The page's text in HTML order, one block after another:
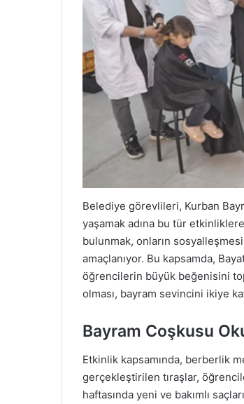
Belediye görevlileri, Kurban
yaşamak adına bu tür
bulunmak, onların
amaçlanıyor. Bu kapsamda,
öğrencilerin büyük beğenisini
olması, bayram sevincini ikiye
Bayram Coşkusu
Etkinlik kapsamında, berberlik
gerçekleştirilen tıraşlar,
haftasında yeni ve bakımlı